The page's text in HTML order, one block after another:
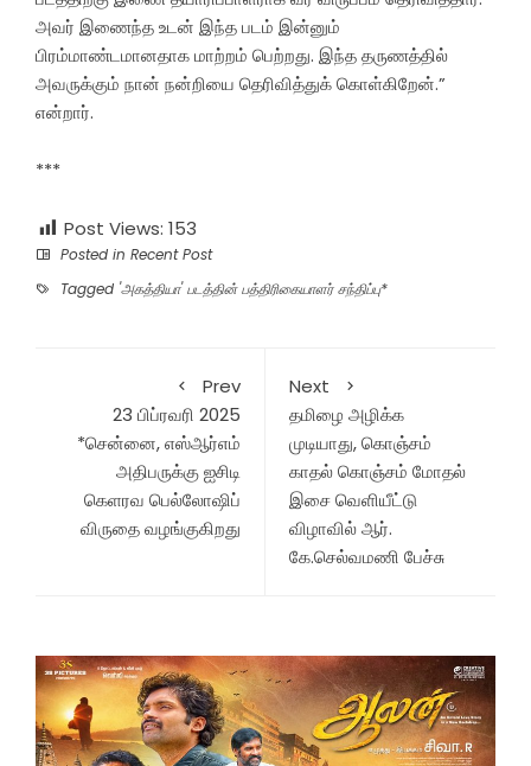
அவர் இணைந்த உடன் இந்த படம் இன்னும்
பிரம்மாண்டமானதாக மாற்றம் பெற்றது. இந்த தருணத்தில்
அவருக்கும் நான் நன்றியை தெரிவித்துக் கொள்கிறேன்.”
என்றார்.
***
Post Views: 153
Posted in Recent Post
Tagged 'அகத்தியா' படத்தின் பத்திரிகையாளர் சந்திப்பு*
Prev
23 பிப்ரவரி 2025
*சென்னை, எஸ்ஆர்எம்
அதிபருக்கு ஐசிடி
கெளரவ பெல்லோஷிப்
விருதை வழங்குகிறது
Next
தமிழை அழிக்க
முடியாது, கொஞ்சம்
காதல் கொஞ்சம் மோதல்
இசை வெளியீட்டு
விழாவில் ஆர்.
கே.செல்வமணி பேச்சு